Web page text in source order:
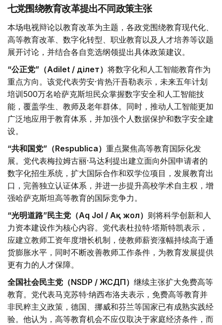
七党围绕教育改革提出不同政策主张
本场电视辩论以教育改革为主题，各政党围绕教育现代化、
高等教育改革、数字化转型、职业教育以及人才培养等议题
展开讨论，并结合各自竞选纲领提出具体政策建议。
“公正党”（Adilet / Әділет） 将数字化和人工智能教育作为
重点方向。该党代表劳安·肯热汗吾勒表示，未来五年计划
培训500万名哈萨克斯坦民众掌握数字安全和人工智能技
能，覆盖学生、教师及老年群体。同时，推动人工智能更加
广泛地应用于教育体系，并加强个人数据保护和数字安全建
设。
“共和国党”（Respublica） 重点聚焦高等教育国际化发
展。党代表梅拉姆古丽·马达利提出建立面向外国申请者的
数字化招生系统，扩大国际合作和双学位项目，发展教育出
口，完善独立认证体系，并进一步提升高校学术自主权，增
强哈萨克斯坦高等教育的国际竞争力。
“光明道路”民主党（Aq Jol / Ақ жол） 则将科学创新和人
力资本建设作为核心内容。党代表杜拉特·塔斯特凯表示，
应建立教师工资年度增长机制，使教师薪资涨幅持续高于通
货膨胀水平，同时不断改善教师工作条件，为教育发展提供
更有力的人才保障。
全国社会民主党（NSDP / ЖСДП） 继续主张扩大免费高等
教育。党代表马克苏特·纳西布洛夫表示，免费高等教育并
非民粹主义政策，德国、挪威和芬兰等国家已有成熟实践经
验。他认为，高等教育机会不应仅取决于家庭经济条件，而